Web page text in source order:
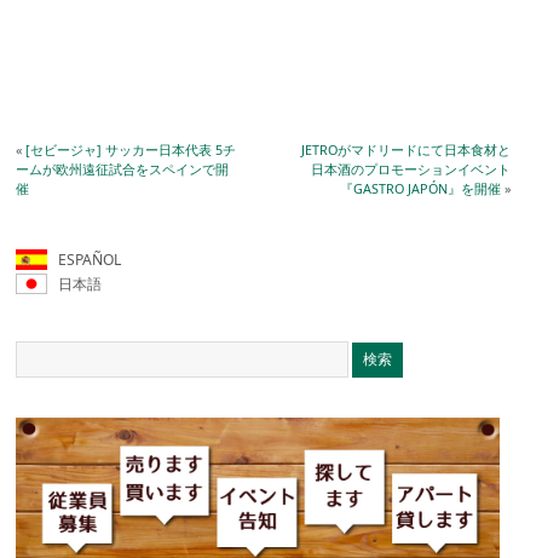
«[セビージャ] サッカー日本代表 5チ
ームが欧州遠征試合をスペインで開
催
JETROがマドリードにて日本食材と
日本酒のプロモーションイベント
『GASTRO JAPÓN』を開催»
ESPAÑOL
日本語